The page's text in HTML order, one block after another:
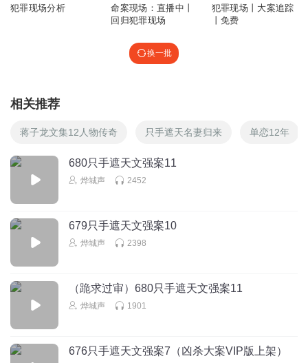
犯罪现场分析
命案现场：直播中丨
回归犯罪现场
犯罪现场丨大案追踪
丨免费
换一批
相关推荐
蒋子龙文集12人物传奇 只手遮天名妻归来 单恋12年
680只手遮天文强案11
烨城声 2452
679只手遮天文强案10
烨城声 2398
（跪求过审）680只手遮天文强案11
烨城声 1901
676只手遮天文强案7（凶杀大案VIP版上架）